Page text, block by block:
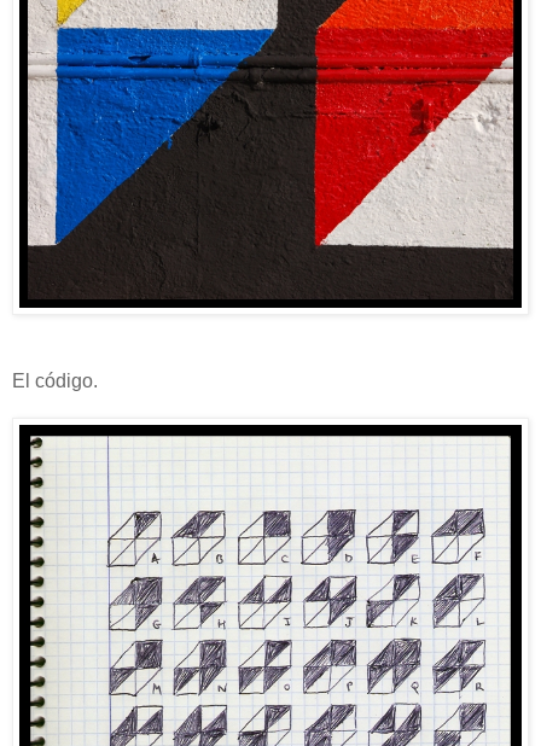
El código.